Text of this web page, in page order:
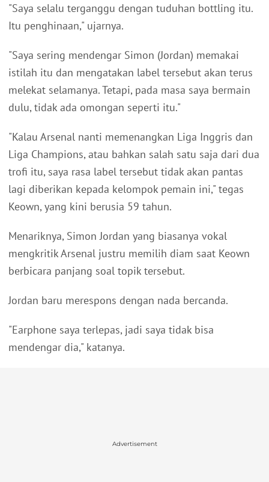
"Saya selalu terganggu dengan tuduhan bottling itu.
Itu penghinaan," ujarnya.
"Saya sering mendengar Simon (Jordan) memakai
istilah itu dan mengatakan label tersebut akan terus
melekat selamanya. Tetapi, pada masa saya bermain
dulu, tidak ada omongan seperti itu."
"Kalau Arsenal nanti memenangkan Liga Inggris dan
Liga Champions, atau bahkan salah satu saja dari dua
trofi itu, saya rasa label tersebut tidak akan pantas
lagi diberikan kepada kelompok pemain ini," tegas
Keown, yang kini berusia 59 tahun.
Menariknya, Simon Jordan yang biasanya vokal
mengkritik Arsenal justru memilih diam saat Keown
berbicara panjang soal topik tersebut.
Jordan baru merespons dengan nada bercanda.
"Earphone saya terlepas, jadi saya tidak bisa
mendengar dia," katanya.
Advertisement